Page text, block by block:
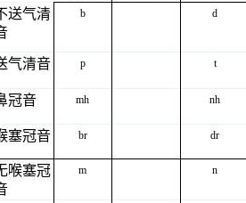
送气清
b d
气清音 p t
冠音 mh nh
塞冠音 br dr
喉塞冠
m n